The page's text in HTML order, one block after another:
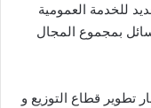
للخدمة العمومية
بمجموع المجال
تطوير قطاع التوزيع و